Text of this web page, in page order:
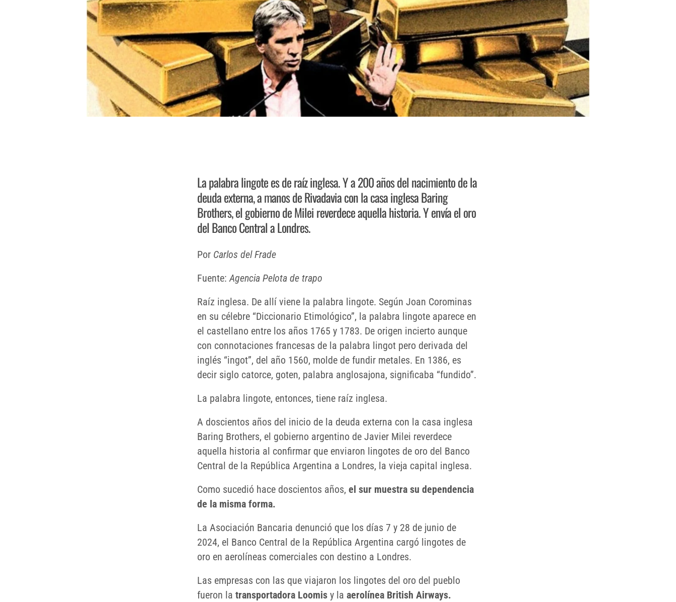
La palabra lingote es de raíz inglesa. Y a 200 años del nacimiento de la
deuda externa, a manos de Rivadavia con la casa inglesa Baring
Brothers, el gobierno de Milei reverdece aquella historia. Y envía el oro
del Banco Central a Londres.
Por Carlos del Frade
Fuente:Agencia Pelota de trapo
Raíz inglesa. De allí viene la palabra lingote. Según Joan Corominas
en su célebre “Diccionario Etimológico”, la palabra lingote aparece en
el castellano entre los años 1765 y 1783. De origen incierto aunque
con connotaciones francesas de la palabra lingot pero derivada del
inglés “ingot”, del año 1560, molde de fundir metales. En 1386, es
decir siglo catorce, goten, palabra anglosajona, significaba “fundido”.
La palabra lingote, entonces, tiene raíz inglesa.
A doscientos años del inicio de la deuda externa con la casa inglesa
Baring Brothers, el gobierno argentino de Javier Milei reverdece
aquella historia al confirmar que enviaron lingotes de oro del Banco
Central de la República Argentina a Londres, la vieja capital inglesa.
Como sucedió hace doscientos años, el sur muestra su dependencia
de la misma forma.
La Asociación Bancaria denunció que los días 7 y 28 de junio de
2024, el Banco Central de la República Argentina cargó lingotes de
oro en aerolíneas comerciales con destino a Londres.
Las empresas con las que viajaron los lingotes del oro del pueblo
fueron la transportadora Loomis y la aerolínea British Airways.